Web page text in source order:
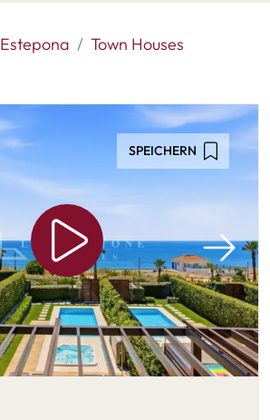
Estepona Town Houses
SPEICHERN